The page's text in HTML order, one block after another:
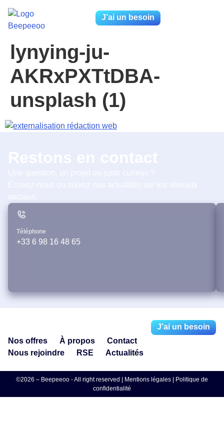
J’ai un besoin
lynying-ju-
AKRxPXTtDBA-
unsplash (1)
Téléphone
+33 6 98 16 48 65
Nos offres À propos
Contact
Nous rejoindre
RSE Actualités
J’ai un besoin
©2026 – Beepeeoo - All right reserved | Mentions légales
Politique de
confidentialité